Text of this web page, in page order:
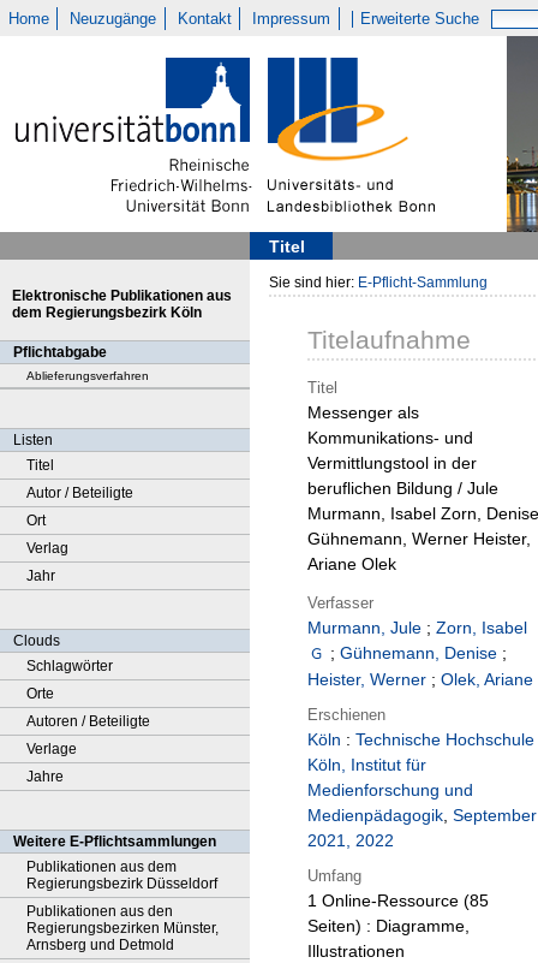
Home Neuzugänge Kontakt Impressum Erweiterte Suche
Titel
Elektronische Publikationen aus
dem Regierungsbezirk Köln
Pflichtabgabe
Ablieferungsverfahren
Listen
Titel
Autor / Beteiligte
Ort
Verlag
Jahr
Clouds
Schlagwörter
Orte
Autoren / Beteiligte
Verlage
Jahre
Weitere E-Pflichtsammlungen
Publikationen aus dem
Regierungsbezirk Düsseldorf
Publikationen aus den
Regierungsbezirken Münster,
Arnsberg und Detmold
Sie sind hier: E-Pflicht-Sammlung
Titelaufnahme
Titel
Messenger als
Kommunikations- und
Vermittlungstool in der
beruflichen Bildung / Jule
Murmann, Isabel Zorn, Denise
Gühnemann, Werner Heister,
Ariane Olek
Verfasser
Murmann, Jule ; Zorn, Isabel
; Gühnemann, Denise ;
Heister, Werner ; Olek, Ariane
Erschienen
Köln : Technische Hochschule
Köln, Institut für
Medienforschung und
Medienpädagogik, September
2021, 2022
Umfang
1 Online-Ressource (85
Seiten) : Diagramme,
Illustrationen